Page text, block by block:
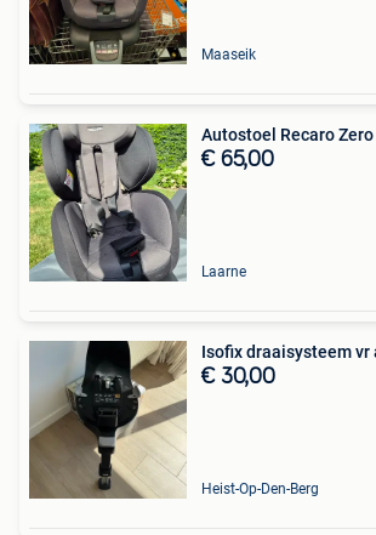
Maaseik
Autostoel Recaro Zero
€ 65,00
Laarne
Isofix draaisysteem vr
€ 30,00
Heist-Op-Den-Berg